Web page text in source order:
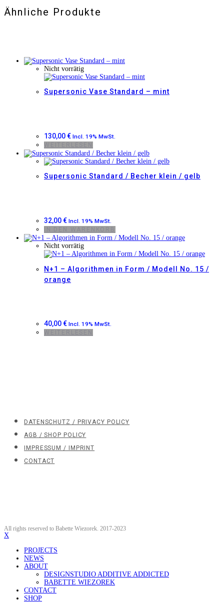
Ähnliche Produkte
Nicht vorrätig
Supersonic Vase Standard – mint
130,00€ Incl. 19% MwSt.
Supersonic Standard / Becher klein / gelb
32,00€ Incl. 19% MwSt.
Nicht vorrätig
N+1 – Algorithmen in Form / Modell No. 15 /
orange
40,00€ Incl. 19% MwSt.
DATENSCHUTZ / PRIVACY POLICY
AGB / SHOP POLICY
IMPRESSUM / IMPRINT
CONTACT
All rights reserved to Babette Wiezorek. 2017-2023
X
PROJECTS
NEWS
ABOUT
DESIGNSTUDIO ADDITIVE ADDICTED
BABETTE WIEZOREK
CONTACT
SHOP